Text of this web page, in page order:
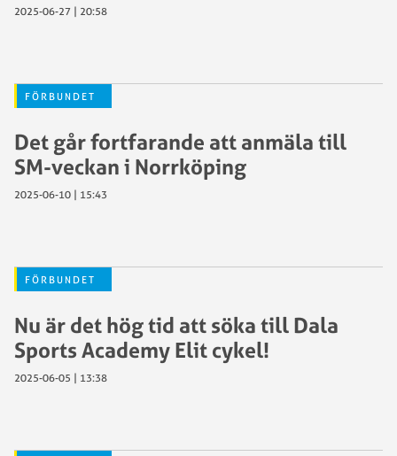
2025-06-27 | 20:58
FÖRBUNDET
Det går fortfarande att anmäla till
SM-veckan i Norrköping
2025-06-10 | 15:43
FÖRBUNDET
Nu är det hög tid att söka till Dala
Sports Academy Elit cykel!
2025-06-05 | 13:38